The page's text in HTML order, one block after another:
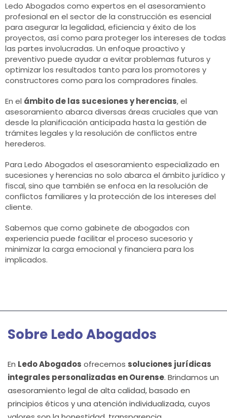
Ledo Abogados como expertos en el asesoramiento
profesional en el sector de la construcción es esencial
para asegurar la legalidad, eficiencia y éxito de los
proyectos, así como para proteger los intereses de todas
las partes involucradas. Un enfoque proactivo y
preventivo puede ayudar a evitar problemas futuros y
optimizar los resultados tanto para los promotores y
constructores como para los compradores finales.
En el ámbito de las sucesiones y herencias, el
asesoramiento abarca diversas áreas cruciales que van
desde la planificación anticipada hasta la gestión de
trámites legales y la resolución de conflictos entre
herederos.
Para Ledo Abogados el asesoramiento especializado en
sucesiones y herencias no solo abarca el ámbito jurídico y
fiscal, sino que también se enfoca en la resolución de
conflictos familiares y la protección de los intereses del
cliente.
Sabemos que como gabinete de abogados con
experiencia puede facilitar el proceso sucesorio y
minimizar la carga emocional y financiera para los
implicados.
Sobre Ledo Abogados
En Ledo Abogados ofrecemos soluciones jurídicas
integrales personalizadas en Ourense. Brindamos un
asesoramiento legal de alta calidad, basado en
principios éticos y una atención individualizada, cuyos